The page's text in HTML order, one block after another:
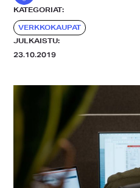
KATEGORIAT:
VERKKOKAUPAT
JULKAISTU:
23.10.2019